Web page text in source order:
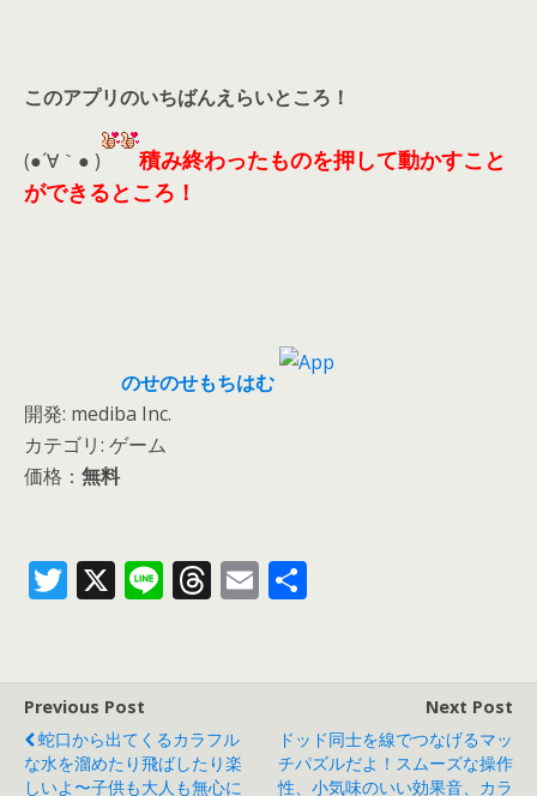
このアプリのいちばんえらいところ！
(●´∀｀● )
積み終わったものを押して動かすこと
ができるところ！
のせのせもちはむ
開発: mediba Inc.
カテゴリ: ゲーム
価格： 無料
T
er
X Li T
d
s
E
Previous Post
蛇口から出てくるカラフル
な水を溜めたり飛ばしたり楽
しいよ〜子供も大人も無心に
Next Post
ドッド同士を線でつなげるマッ
チパズルだよ！スムーズな操作
性、小気味のいい効果音、カラ